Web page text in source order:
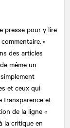
presse pour y lire
»
des articles
même un
et ceux qui
transparence et
de la ligne «
la critique en